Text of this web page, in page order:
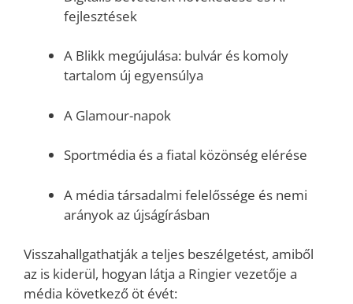
fejlesztések
A Blikk megújulása: bulvár és komoly
tartalom új egyensúlya
A Glamour-napok
Sportmédia és a fiatal közönség elérése
A média társadalmi felelőssége és nemi
arányok az újságírásban
Visszahallgathatják a teljes beszélgetést, amiből
az is kiderül, hogyan látja a Ringier vezetője a
média következő öt évét: